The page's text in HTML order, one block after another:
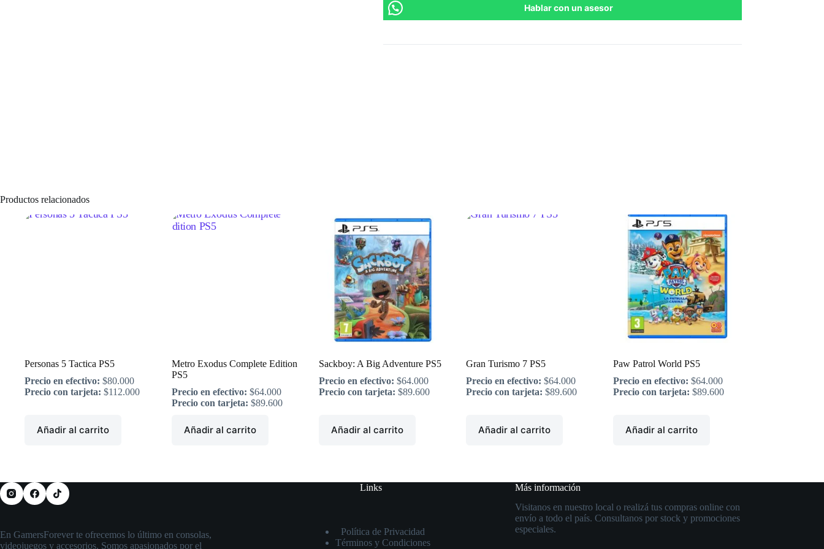
Hablar con un asesor
Productos relacionados
Personas 5 Tactica PS5
Precio en efectivo: $80.000
Precio con tarjeta: $112.000
Añadir al carrito
Metro Exodus Complete Edition
PS5
Precio en efectivo: $64.000
Precio con tarjeta: $89.600
Añadir al carrito
Sackboy: A Big Adventure PS5
Precio en efectivo: $64.000
Precio con tarjeta: $89.600
Añadir al carrito
Gran Turismo 7 PS5
Precio en efectivo: $64.000
Precio con tarjeta: $89.600
Añadir al carrito
Paw Patrol World PS5
Precio en efectivo: $64.000
Precio con tarjeta: $89.600
Añadir al carrito
En GamersForever te ofrecemos lo último en consolas,
videojuegos y accesorios. Somos apasionados por el
Links
Política de Privacidad
Términos y Condiciones
Más información
Visitanos en nuestro local o realizá tus compras online con
envío a todo el país. Consultanos por stock y promociones
especiales.